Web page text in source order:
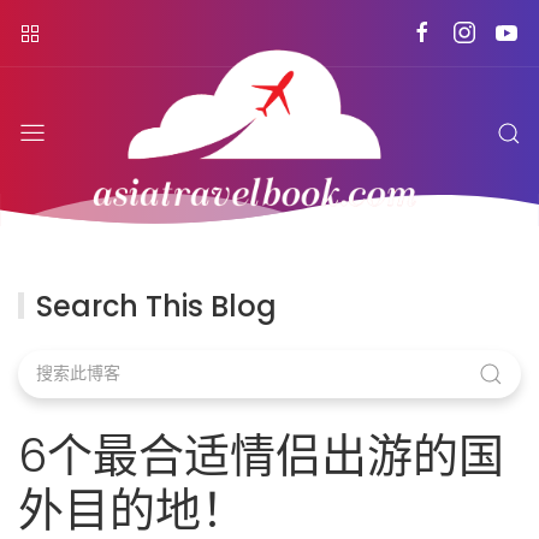
Search This Blog
6个最合适情侣出游的国
外目的地！